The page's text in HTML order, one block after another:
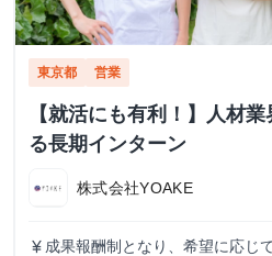
東京都 営業
【就活にも有利！】人材
る長期インターン
株式会社YOAKE
currency_yen 成果報酬制となり、希望に応じ